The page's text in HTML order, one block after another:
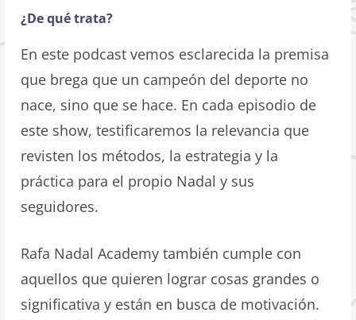
¿De qué trata?
En este podcast vemos esclarecida la premisa
que brega que un campeón del deporte no
nace, sino que se hace. En cada episodio de
este show, testificaremos la relevancia que
revisten los métodos, la estrategia y la
práctica para el propio Nadal y sus
seguidores.
Rafa Nadal Academy también cumple con
aquellos que quieren lograr cosas grandes o
significativa y están en busca de motivación.